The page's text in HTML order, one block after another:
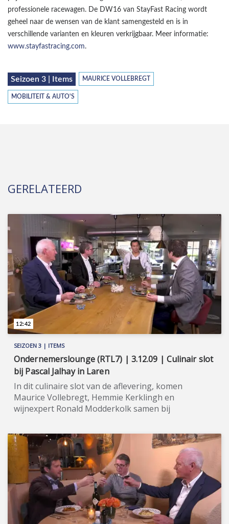
professionele racewagen. De DW16 van StayFast Racing wordt
geheel naar de wensen van de klant samengesteld en is in
verschillende varianten en kleuren verkrijgbaar. Meer informatie:
www.stayfastracing.com.
Seizoen 3 | Items MAURICE VOLLEBREGT
MOBILITEIT & AUTO'S
GERELATEERD
SEIZOEN 3 | ITEMS
Ondernemerslounge (RTL7) | 3.12.09 | Culinair slot
bij Pascal Jalhay in Laren
In dit culinaire slot van de aflevering, komen
Maurice Vollebregt, Hemmie Kerklingh en
wijnexpert Ronald Modderkolk samen bij
Wijnen is dé ontmoetingsplaats voor
wijnliefhebbers in 't Gooi en is gevestigd in één van
de prachtige monumentale boerderijen van
Blaricum. WEXXS biedt de liefhebber bijzondere
wijnen van over de hele wereld (rode wijn, rosé wijn,
witte wijn, mousserende wijn, port, et cetera). Het
gaat om een ultieme mix van grote namen en
onontdekte pareltjes. Via haar webwinkel zijn de
wijnen ook eenvoudig buiten 't Gooi in huis te halen.
12:42